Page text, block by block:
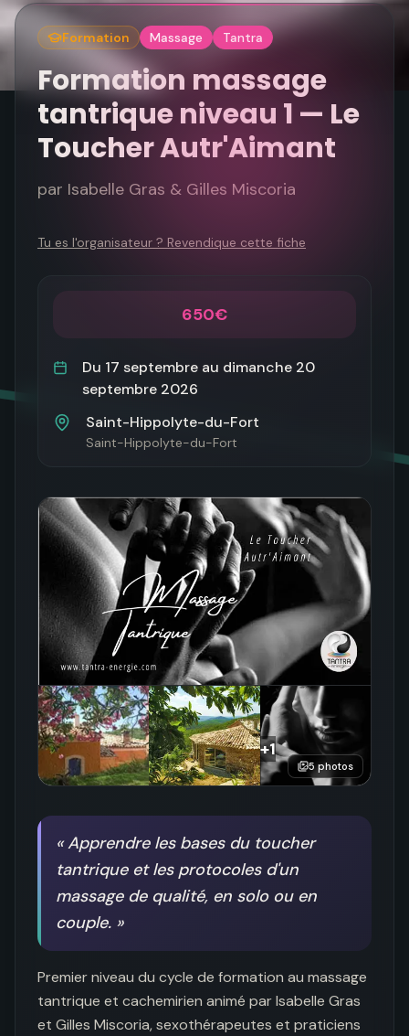
Formation Massage Tantra
Formation massage
tantrique niveau 1 — Le
Toucher Autr'Aimant
par Isabelle Gras & Gilles Miscoria
Tu es l'organisateur ? Revendique cette fiche
650€
Du 17 septembre au dimanche 20
septembre 2026
Saint-Hippolyte-du-Fort
Saint-Hippolyte-du-Fort
+1
5 photos
«Apprendre les bases du toucher
tantrique et les protocoles d'un
massage de qualité, en solo ou en
couple. »
Premier niveau du cycle de formation au massage
tantrique et cachemirien animé par Isabelle Gras
et Gilles Miscoria, sexothérapeutes et praticiens